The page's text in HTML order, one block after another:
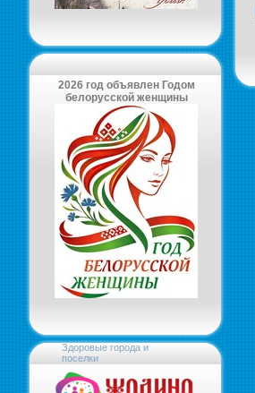
2026 год объявлен Годом
белорусской женщины
Здоровые города и
поселки